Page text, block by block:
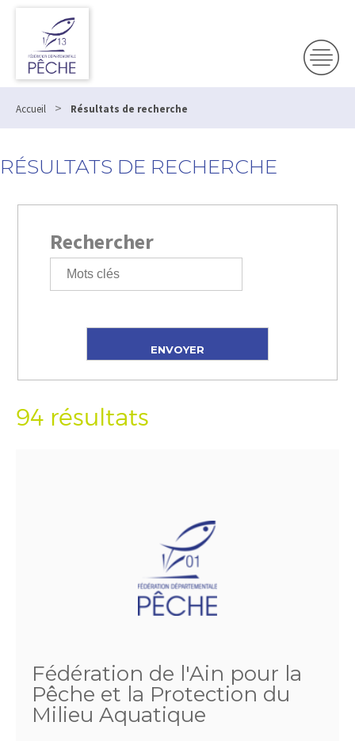
Accueil > Résultats de recherche
RÉSULTATS DE RECHERCHE
Rechercher
94 résultats
Fédération de l'Ain pour la
Pêche et la Protection du
Milieu Aquatique